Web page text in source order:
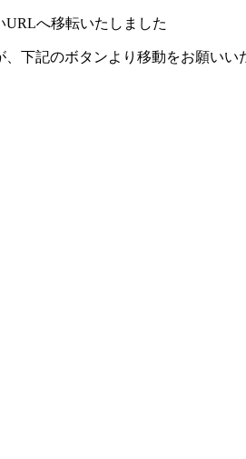
URLへ移転いたしました
、下記のボタンより移動をお願いい